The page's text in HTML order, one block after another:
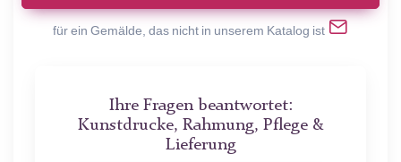
für ein Gemälde, das nicht in unserem Katalog ist
Ihre Fragen beantwortet:
Kunstdrucke, Rahmung, Pflege &
Lieferung